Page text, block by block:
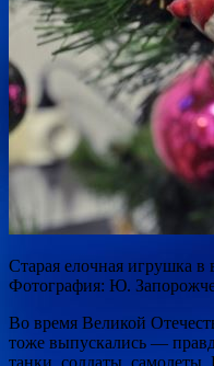
Старая елочная игрушка в
Фотография: Ю.
Во время Великой
тоже выпускались —
танки, солдаты, самолеты.